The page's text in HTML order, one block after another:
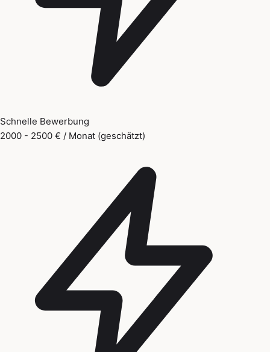
Schnelle Bewerbung
2000 - 2500 € / Monat (geschätzt)